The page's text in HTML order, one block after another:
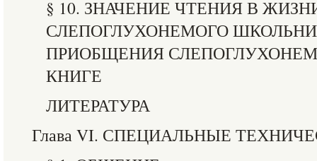
§ 10. ЗНАЧЕНИЕ ЧТЕНИЯ В
СЛЕПОГЛУХОНЕМОГО
ПРИОБЩЕНИЯ
КНИГЕ
ЛИТЕРАТУРА
Глава VI. СПЕЦИАЛЬНЫЕ